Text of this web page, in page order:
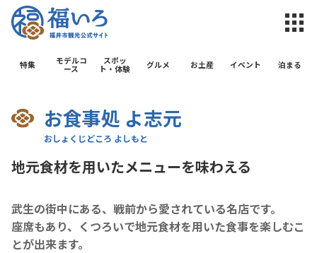
福井市観光
特集
モデルコ
ース
スポッ
ト・体験
グルメ お土産 イベント 泊まる
お食事処 よ志元
地元食材を用いたメニューを味わえる
武生の街中にある、戦前から愛されている名店です。
座席もあり、くつろいで地元食材を用いた食事を楽しむこ
とが出来ます。